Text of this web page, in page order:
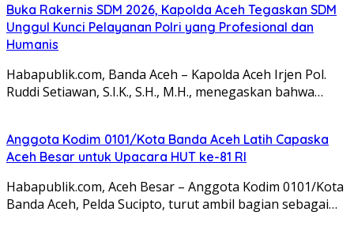
Buka Rakernis SDM 2026, Kapolda Aceh Tegaskan SDM
Unggul Kunci Pelayanan Polri yang Profesional dan
Humanis
Habapublik.com, Banda Aceh – Kapolda Aceh Irjen Pol.
Ruddi Setiawan, S.I.K., S.H., M.H., menegaskan bahwa…
Anggota Kodim 0101/Kota Banda Aceh Latih Capaska
Aceh Besar untuk Upacara HUT ke-81 RI
Habapublik.com, Aceh Besar – Anggota Kodim 0101/Kota
Banda Aceh, Pelda Sucipto, turut ambil bagian sebagai…